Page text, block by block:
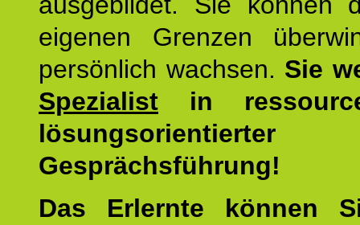
eigenen Grenzen
persönlich wachsen. Sie
Spezialist in
lösungsorientierter
Gesprächsführung!
Das Erlernte können